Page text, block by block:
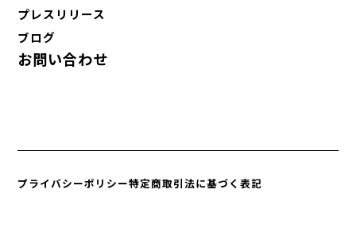
プレスリリース
ブログ
お問い合わせ
プライバシーポリシー特定商取引法に基づく表記